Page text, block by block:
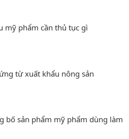
mỹ phẩm cần thủ tục gì
từ xuất khẩu nông sản
bố sản phẩm mỹ phẩm dùng làm